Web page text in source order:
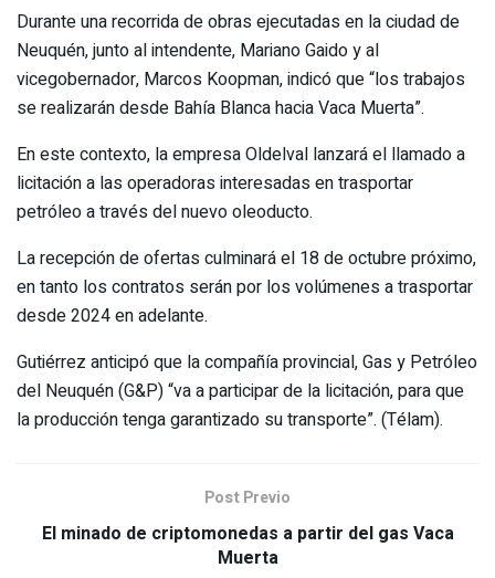
Durante una recorrida de obras ejecutadas en la ciudad de
Neuquén, junto al intendente, Mariano Gaido y al
vicegobernador, Marcos Koopman, indicó que “los trabajos
se realizarán desde Bahía Blanca hacia Vaca Muerta”.
En este contexto, la empresa Oldelval lanzará el llamado a
licitación a las operadoras interesadas en trasportar
petróleo a través del nuevo oleoducto.
La recepción de ofertas culminará el 18 de octubre próximo,
en tanto los contratos serán por los volúmenes a trasportar
desde 2024 en adelante.
Gutiérrez anticipó que la compañía provincial, Gas y Petróleo
del Neuquén (G&P) “va a participar de la licitación, para que
la producción tenga garantizado su transporte”. (Télam).
Post Previo
El minado de criptomonedas a partir del gas Vaca
Muerta